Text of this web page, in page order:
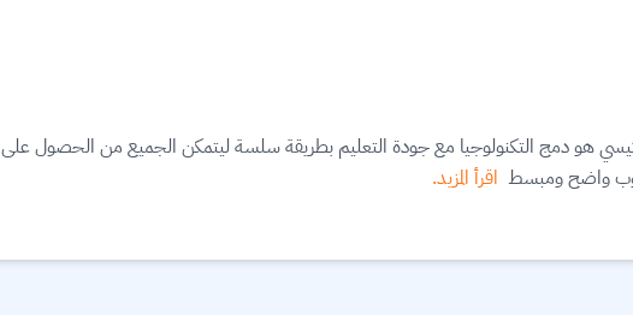
هو دمج التكنولوجيا مع جودة التعليم بطريقة سلسة ليتمكن الجميع من الحصول على
واضح ومبسط اقرأ المزيد.